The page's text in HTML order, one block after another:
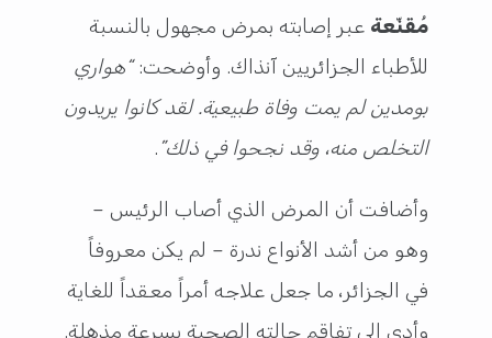
مُقنّعة عبر إصابته بمرض مجهول بالنسبة
للأطباء الجزائريين آنذاك. وأوضحت:“هواري
بومدين لم يمت وفاة طبيعية. لقد كانوا يريدون
التخلص منه، وقد نجحوا في ذلك” .
وأضافت أن المرض الذي أصاب الرئيس –
وهو من أشد الأنواع ندرة – لم يكن معروفاً
في الجزائر، ما جعل علاجه أمراً معقداً للغاية
وأدى إلى تفاقم حالته الصحية بسرعة مذهلة.